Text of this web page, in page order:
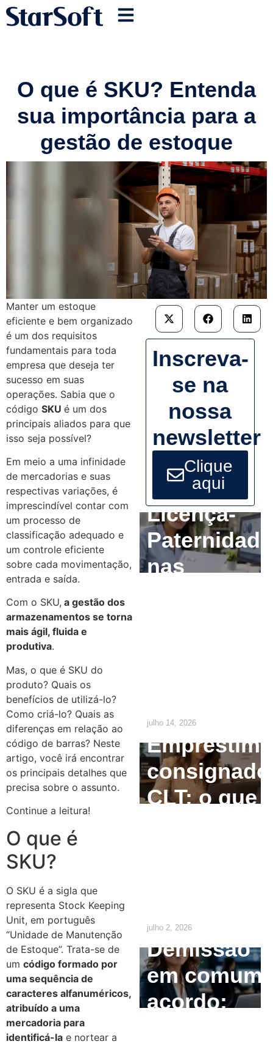
O que é SKU? Entenda
sua importância para a
gestão de estoque
Manter um estoque
eficiente e bem organizado
é um dos requisitos
fundamentais para toda
empresa que deseja ter
sucesso em suas
operações. Sabia que o
código SKU é um dos
principais aliados para que
isso seja possível?
Em meio a uma infinidade
de mercadorias e suas
respectivas variações, é
imprescindível contar com
um processo de
classificação adequado e
um controle eficiente
sobre cada movimentação,
entrada e saída.
Com o SKU, a gestão dos
armazenamentos se torna
mais ágil, fluida e
produtiva.
Mas, o que é SKU do
produto? Quais os
benefícios de utilizá-lo?
Como criá-lo? Quais as
diferenças em relação ao
código de barras? Neste
artigo, você irá encontrar
os principais detalhes que
precisa sobre o assunto.
Continue a leitura!
O que é
SKU?
O SKU é a sigla que
representa Stock Keeping
Unit, em português
“Unidade de Manutenção
de Estoque”. Trata-se de
um código formado por
uma sequência de
caracteres alfanuméricos,
atribuído a uma
mercadoria para
identificá-la e nortear a
Inscreva-
se na
nossa
newsletter
Clique
aqui
Licença-
Paternidade
nas
julho 14, 2026
Empréstimo
consignado
CLT: o que
julho 2, 2026
Demissão
em comum
acordo: